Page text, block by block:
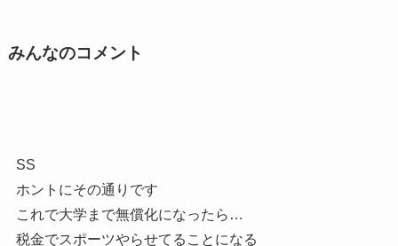
みんなのコメント
SS
ホントにその通りです
これで大学まで無償化になったら…
税金でスポーツやらせてることになる